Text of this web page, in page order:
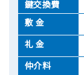
鍵交換費
敷 金
礼 金
仲介料